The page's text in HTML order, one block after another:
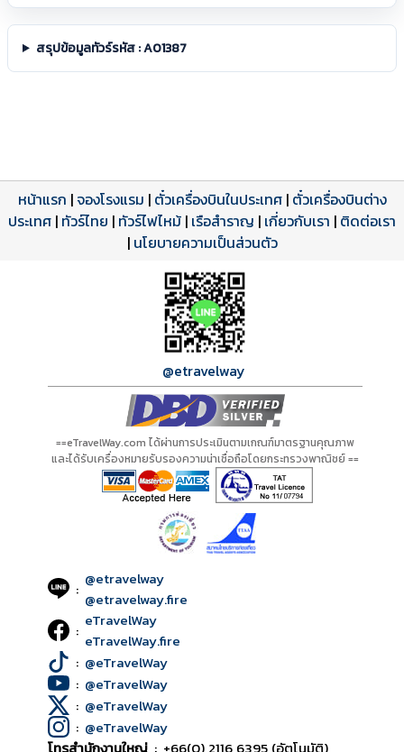
สรุปข้อมูลทัวร์รหัส : A01387
โปรแกรมทัวร์
ดาวน์โหลด PDF
รีวิวลูกค้าจริง
รีวิวจาก eTravelWay
เปิดหน้าเต็ม
ใบอนุญาตนำเที่ยว
เลขที่ 11/11450
เปิดหน้าเต็ม
หน้าแรก |จองโรงแรม | ตั๋วเครื่องบินในประเทศ| ตั๋วเครื่องบินต่าง
ประเทศ | ทัวร์ไทย | ทัวร์ไฟไหม้ | เรือสำราญ | เกี่ยวกับเรา | ติดต่อเรา
| นโยบายความเป็นส่วนตัว
@etravelway
==eTravelWay.com ได้ผ่านการประเมินตามเกณฑ์มาตรฐานคุณภาพ
และได้รับเครื่องหมายรับรองความน่าเชื่อถือโดยกระทรวงพาณิชย์ ==
: @etravelway
@etravelway.fire
: eTravelWay
eTravelWay.fire
: @eTravelWay
: @eTravelWay
: @eTravelWay
: @eTravelWay